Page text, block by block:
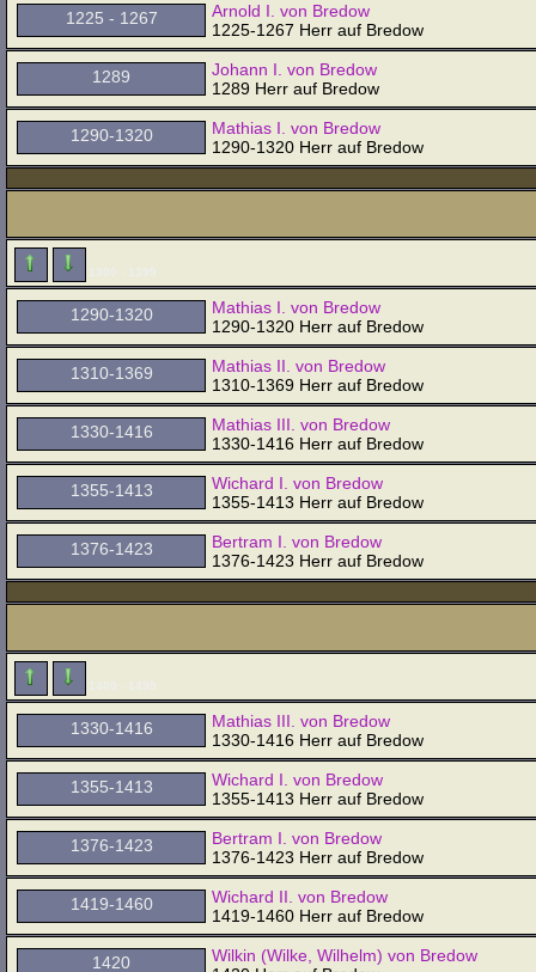
1225 - 1267
Arnold I. von Bredow
1225-1267 Herr auf Bredow
1289
Johann I. von Bredow
1289 Herr auf Bredow
1290-1320
Mathias I. von Bredow
1290-1320 Herr auf Bredow
1290-1320
Mathias I. von Bredow
1290-1320 Herr auf Bredow
1310-1369
Mathias II. von Bredow
1310-1369 Herr auf Bredow
1330-1416
Mathias III. von Bredow
1330-1416 Herr auf Bredow
1355-1413
Wichard I. von Bredow
1355-1413 Herr auf Bredow
1376-1423
Bertram I. von Bredow
1376-1423 Herr auf Bredow
1330-1416
Mathias III. von Bredow
1330-1416 Herr auf Bredow
1355-1413
Wichard I. von Bredow
1355-1413 Herr auf Bredow
1376-1423
Bertram I. von Bredow
1376-1423 Herr auf Bredow
1419-1460
Wichard II. von Bredow
1419-1460 Herr auf Bredow
1420
Wilkin (Wilke, Wilhelm) von Bredow